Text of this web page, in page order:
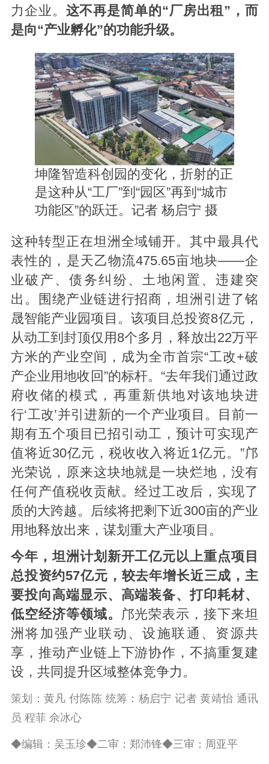
力企业。 这不再是简单的“厂房出租”，而
是向“产业孵化”的功能升级。
坤隆智造科创园的变化，折射的正
是这种从“工厂”到“园区”再到“城市
功能区”的跃迁。记者 杨启宁 摄
这种转型正在坦洲全域铺开。其中最具代
表性的，是天乙物流475.65亩地块——企
业破产、债务纠纷、土地闲置、违建突
出。围绕产业链进行招商，坦洲引进了铭
晟智能产业园项目。该项目总投资8亿元，
从动工到封顶仅用8个多月，释放出22万平
方米的产业空间，成为全市首宗“工改+破
产企业用地收回”的标杆。“去年我们通过政
府收储的模式，再重新供地对该地块进
行‘工改’并引进新的一个产业项目。目前一
期有五个项目已招引动工，预计可实现产
值将近30亿元，税收收入将近1亿元。”邝
光荣说，原来这块地就是一块烂地，没有
任何产值税收贡献。经过工改后，实现了
质的大跨越。后续将把剩下近300亩的产业
用地释放出来，谋划重大产业项目。
今年，坦洲计划新开工亿元以上重点项目
总投资约57亿元，较去年增长近三成，主
要投向高端显示、高端装备、打印耗材、
低空经济等领域。
邝光荣表示，接下来坦
洲将加强产业联动、设施联通、资源共
享，推动产业链上下游协作，不搞重复建
设，共同提升区域整体竞争力。
策划：黄凡 付陈陈 统筹：杨启宁 记者 黄靖怡 通讯
员 程菲 佘冰心
◆编辑：吴玉珍◆二审：郑沛锋◆三审：周亚平